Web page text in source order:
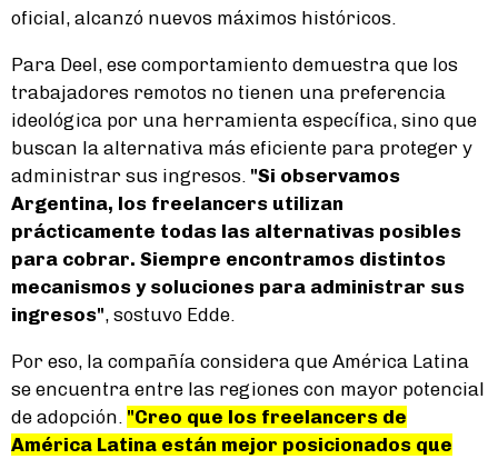
oficial, alcanzó nuevos máximos históricos.
Para Deel, ese comportamiento demuestra que los
trabajadores remotos no tienen una preferencia
ideológica por una herramienta específica, sino que
buscan la alternativa más eficiente para proteger y
administrar sus ingresos. "Si observamos
Argentina, los freelancers utilizan
prácticamente todas las alternativas posibles
para cobrar. Siempre encontramos distintos
mecanismos y soluciones para administrar sus
ingresos", sostuvo Edde.
Por eso, la compañía considera que América Latina
se encuentra entre las regiones con mayor potencial
de adopción. "Creo que los freelancers de
América Latina están mejor posicionados que